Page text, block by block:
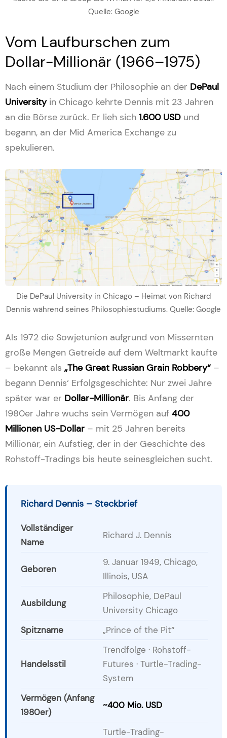
Quelle: Google
Vom Laufburschen zum
Dollar-Millionär (1966–1975)
Nach einem Studium der Philosophie an der DePaul
Universityin Chicago kehrte Dennis mit 23 Jahren
an die Börse zurück. Er lieh sich 1.600 USD und
begann, an der Mid America Exchange zu
spekulieren.
Die DePaul University in Chicago – Heimat von Richard
Dennis während seines Philosophiestudiums. Quelle: Google
Als 1972 die Sowjetunion aufgrund von Missernten
große Mengen Getreide auf dem Weltmarkt kaufte
– bekannt als „The Great Russian Grain Robbery“ –
begann Dennis‘ Erfolgsgeschichte: Nur zwei Jahre
später war er Dollar-Millionär. Bis Anfang der
1980er Jahre wuchs sein Vermögen auf 400
Millionen US-Dollar – mit 25 Jahren bereits
Millionär, ein Aufstieg, der in der Geschichte des
Rohstoff-Tradings bis heute seinesgleichen sucht.
Richard Dennis – Steckbrief
Vollständiger
Name
Richard J. Dennis
Geboren
9. Januar 1949, Chicago,
Illinois, USA
Ausbildung
Philosophie, DePaul
University Chicago
Spitzname
„Prince of the Pit“
Handelsstil
Trendfolge · Rohstoff-
Futures · Turtle-Trading-
System
Vermögen (Anfang
1980er)
~400 Mio. USD
Turtle-Trading-